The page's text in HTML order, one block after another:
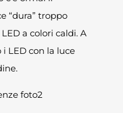
“dura” troppo
a colori caldi. A
LED con la luce